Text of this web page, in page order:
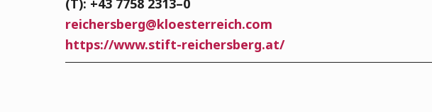
(T): +43 7758 2313–0
rei­chers­berg@kloesterreich.com
https://www.stift-reichersberg.at/